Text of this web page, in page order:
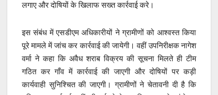
लगाए और दोषियों के खिलाफ सख्त कार्रवाई करे।
इस संबंध में एसडीएम अधिकारीयों ने ग्रामीणों को आश्वस्त किया
पूरे मामले में जांच कर कार्रवाई की जायेगी। वहीं उपनिरीक्षक नागेश
वर्मा ने कहा कि अवैध शराब विक्रय की सूचना मिलते ही टीम
गठित कर गाँव में कार्रवाई की जाएगी और दोषियों पर कड़ी
कार्यवाही सुनिश्चित की जाएगी। ग्रामीणों ने चेतावनी दी है कि